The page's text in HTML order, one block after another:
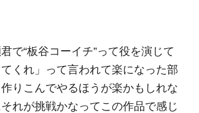
で“板谷コーイチ”って役を演じて
くれ」って言われて楽になった部
りこんでやるほうが楽かもしれな
れが挑戦かなってこの作品で感じ